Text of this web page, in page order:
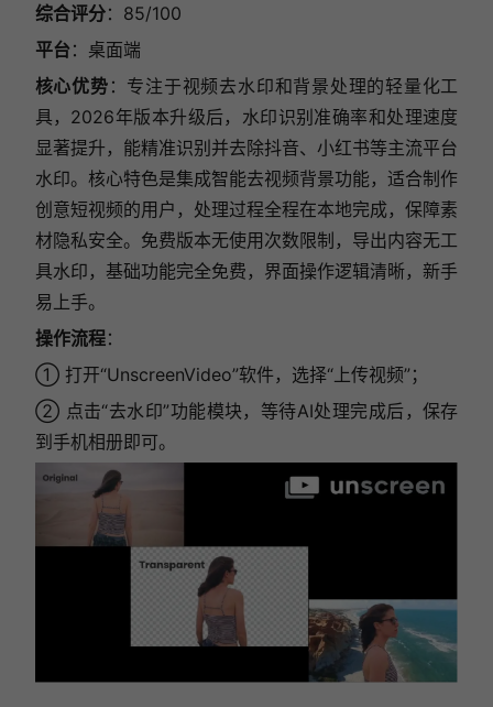
综合评分：85/100
平台 ：桌面端
核心优势 ：专注于视频去水印和背景处理的轻量化工
具，2026年版本升级后，水印识别准确率和处理速度
显著提升，能精准识别并去除抖音、小红书等主流平台
水印。核心特色是集成智能去视频背景功能，适合制作
创意短视频的用户，处理过程全程在本地完成，保障素
材隐私安全。免费版本无使用次数限制，导出内容无工
具水印，基础功能完全免费，界面操作逻辑清晰，新手
易上手。
操作流程：
① 打开“UnscreenVideo”软件， 选择“上传视频”；
② 点击“去水印”功能模块，等待AI处理完成后，保存
到手机相册即可。